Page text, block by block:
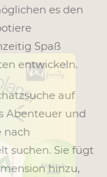
x
es den
Spaß
entwickeln.
auf
Abenteuer und
nach
suchen. Sie fügt
hinzu,